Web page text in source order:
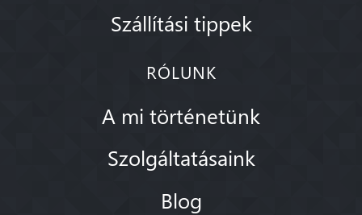
Szállítási tippek
RÓLUNK
A mi történetünk
Szolgáltatásaink
Blog